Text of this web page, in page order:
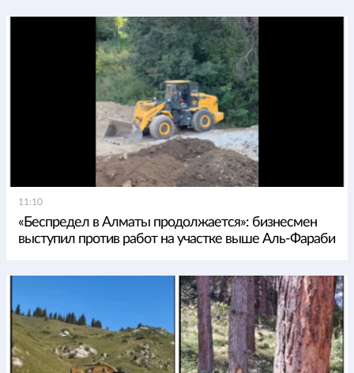
11:10
«Беспредел в Алматы продолжается»: бизнесмен
выступил против работ на участке выше Аль-Фараби